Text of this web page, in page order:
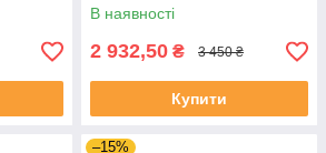
В наявності
2 932,50 ₴ 3 450 ₴
Купити
–15%